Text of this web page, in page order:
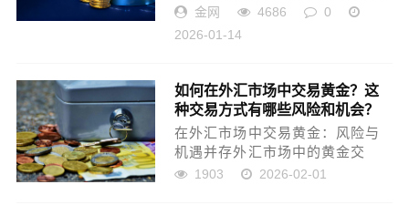
专享2%回赠”活动。本次活动旨在
为您提供更灵活、更便捷的入金
或手动申请，只需使...
金网 4686
0
2026-01-14
如何在外汇市场中交易黄金？这
种交易方式有哪些风险和机会？
在外汇市场中交易黄金：风险与
机遇并存外汇市场中的黄金交
易，作为一种备受关注的投资方
1903 2026-02-01